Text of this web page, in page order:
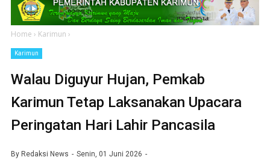
Home › Karimun ›
Karimun
Walau Diguyur Hujan, Pemkab
Karimun Tetap Laksanakan Upacara
Peringatan Hari Lahir Pancasila
By Redaksi News Senin, 01 Juni 2026